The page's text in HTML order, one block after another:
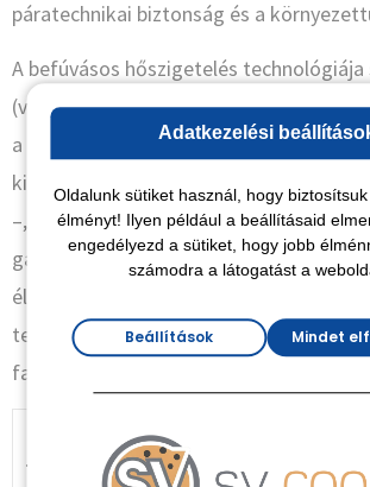
páratechnikai biztonság és a
A befúvásos hőszigetelés
(vagy cellulóz) egyik nagy előnye a
a kőzetgyapot táblák illesztéseinél
kialakulhatnak apró rések – ezeket
–, addig a befúvott farost minden kis
garantálva a tökéletes, hőhídmentes
élményét. Ez különösen fontos összetett
tetőszerkezeteknél vagy
falfelületeknél.
Tulajdonság
Farost
szigetelés
Adatkezelési
Oldalunk sütiket használ, hogy
élményt! Ilyen például a beállításaid
engedélyezd a sütiket, hogy jobb
számodra a látogatást a
Beállítások Mindet